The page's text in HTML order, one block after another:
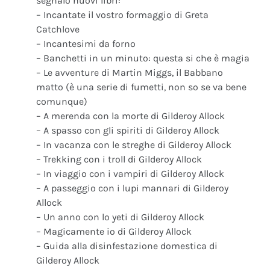
– Incantate il vostro formaggio di Greta
Catchlove
– Incantesimi da forno
– Banchetti in un minuto: questa si che è magia
– Le avventure di Martin Miggs, il Babbano
matto (è una serie di fumetti, non so se va bene
comunque)
– A merenda con la morte di Gilderoy Allock
– A spasso con gli spiriti di Gilderoy Allock
– In vacanza con le streghe di Gilderoy Allock
– Trekking con i troll di Gilderoy Allock
– In viaggio con i vampiri di Gilderoy Allock
– A passeggio con i lupi mannari di Gilderoy
Allock
– Un anno con lo yeti di Gilderoy Allock
– Magicamente io di Gilderoy Allock
– Guida alla disinfestazione domestica di
Gilderoy Allock